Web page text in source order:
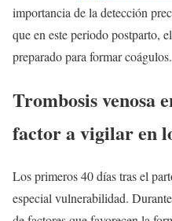
importancia de la detección
que en este periodo postparto,
preparado para formar coágulos.
Trombosis venosa
factor a vigilar en
Los primeros 40 días tras el
especial vulnerabilidad.